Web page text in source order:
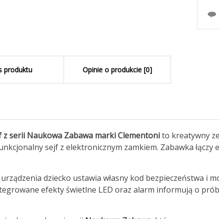
produktu Opinie o produkcie [0]
z serii Naukowa Zabawa marki Clementonito kreatywny
sejf z elektronicznym zamkiem. Zabawka
urządzenia dziecko ustawia własny kod bezpieczeństwa i
efekty świetlne LED oraz alarm informują o